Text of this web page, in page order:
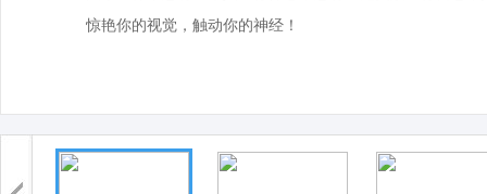
惊艳你的视觉，触动你的神经！